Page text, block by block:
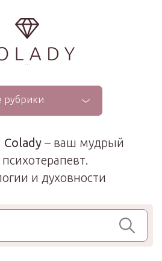
...
рубрики
– ваш мудрый
и духовности